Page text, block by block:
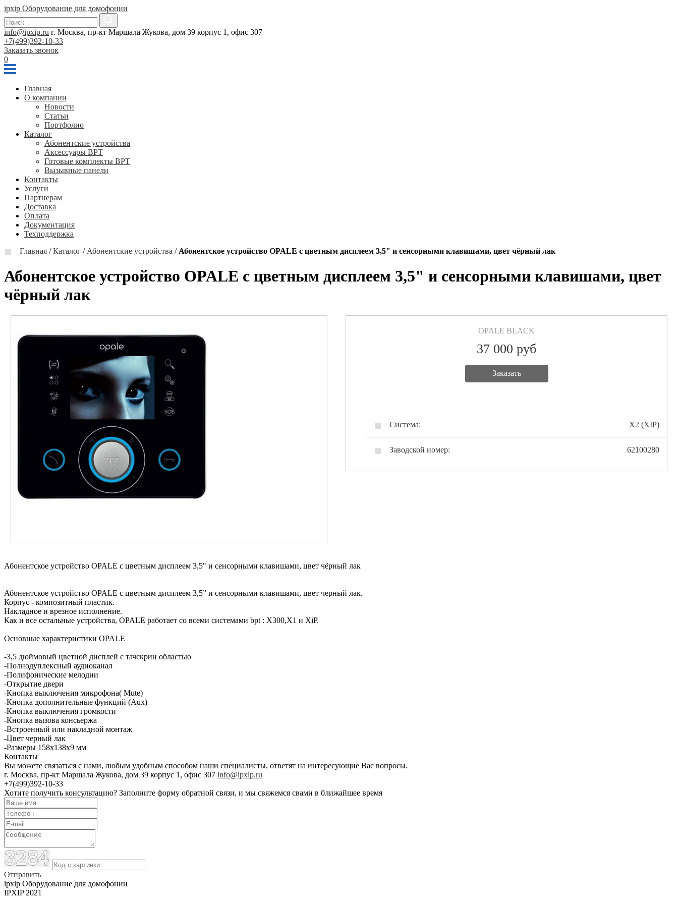
ipxip Оборудование для домофонии
info@ipxip.ru г. Москва, пр-кт Маршала Жукова, дом 39 корпус 1, офис 307
+7(499)392-10-33
Заказать звонок
0
Главная
О компании
Новости
Статьи
Портфолио
Каталог
Абонентские устройства
Аксессуары BPT
Готовые комплекты BPT
Вызывные панели
Контакты
Услуги
Партнерам
Доставка
Оплата
Документация
Техподдержка
Главная /Каталог / Абонентские устройства / Абонентское устройство OPALE с цветным дисплеем 3,5" и сенсорными клавишами, цвет чёрный лак
Абонентское устройство OPALE с цветным дисплеем 3,5" и сенсорными клавишами, цвет
чёрный лак
OPALE BLACK
37 000 руб
Заказать
Система: X2 (XIP)
Заводской номер: 62100280
Абонентское устройство OPALE с цветным дисплеем 3,5" и сенсорными клавишами, цвет чёрный лак
Абонентское устройство OPALE с цветным дисплеем 3,5” и сенсорными клавишами, цвет черный лак.
Корпус - композитный пластик.
Накладное и врезное исполнение.
Как и все остальные устройства, OPALE работает со всеми системами bpt : X300,X1 и XiP.
Основные характеристики OPALE
-3,5 дюймовый цветной дисплей с тачскрин областью
-Полнодуплексный аудиоканал
-Полифонические мелодии
-Открытие двери
-Кнопка выключения микрофона( Mute)
-Кнопка дополнительные функций (Aux)
-Кнопка выключения громкости
-Кнопка вызова консьержа
-Встроенный или накладной монтаж
-Цвет черный лак
-Размеры 158х138х9 мм
Контакты
Вы можете связаться с нами, любым удобным cпособом наши специалисты, ответят на интересующие Вас вопросы.
г. Москва, пр-кт Маршала Жукова, дом 39 корпус 1, офис 307 info@ipxip.ru
+7(499)392-10-33
Хотите получить консультацию? Заполните форму обратной связи, и мы свяжемся свами в ближайшее время
Отправить
ipxip Оборудование для домофонии
IPXIP 2021